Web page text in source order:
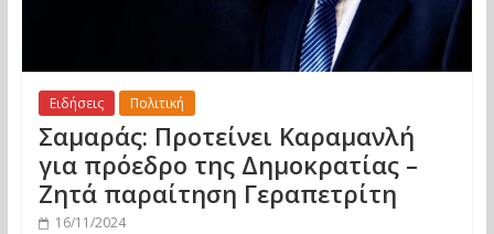
Ειδήσεις Πολιτική
Σαμαράς: Προτείνει Καραμανλή
για πρόεδρο της Δημοκρατίας –
Ζητά παραίτηση Γεραπετρίτη
16/11/2024